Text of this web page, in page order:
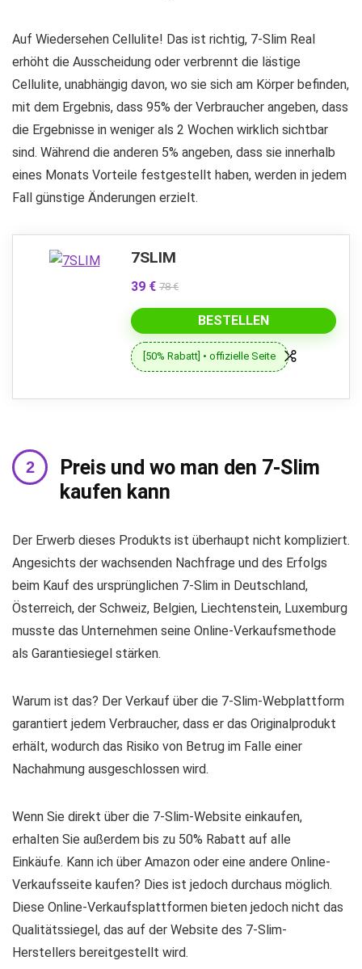
Auf Wiedersehen Cellulite! Das ist richtig, 7-Slim Real
erhöht die Ausscheidung oder verbrennt die lästige
Cellulite, unabhängig davon, wo sie sich am Körper befinden,
mit dem Ergebnis, dass 95% der Verbraucher angeben, dass
die Ergebnisse in weniger als 2 Wochen wirklich sichtbar
sind. Während die anderen 5% angeben, dass sie innerhalb
eines Monats Vorteile festgestellt haben, werden in jedem
Fall günstige Änderungen erzielt.
7SLIM
39 € 78 €
BESTELLEN
[50% Rabatt] • offizielle Seite
Preis und wo man den 7-Slim
kaufen kann
Der Erwerb dieses Produkts ist überhaupt nicht kompliziert.
Angesichts der wachsenden Nachfrage und des Erfolgs
beim Kauf des ursprünglichen 7-Slim in Deutschland,
Österreich, der Schweiz, Belgien, Liechtenstein, Luxemburg
musste das Unternehmen seine Online-Verkaufsmethode
als Garantiesiegel stärken.
Warum ist das? Der Verkauf über die 7-Slim-Webplattform
garantiert jedem Verbraucher, dass er das Originalprodukt
erhält, wodurch das Risiko von Betrug im Falle einer
Nachahmung ausgeschlossen wird.
Wenn Sie direkt über die 7-Slim-Website einkaufen,
erhalten Sie außerdem bis zu 50% Rabatt auf alle
Einkäufe. Kann ich über Amazon oder eine andere Online-
Verkaufsseite kaufen? Dies ist jedoch durchaus möglich.
Diese Online-Verkaufsplattformen bieten jedoch nicht das
Qualitätssiegel, das auf der Website des 7-Slim-
Herstellers bereitgestellt wird.